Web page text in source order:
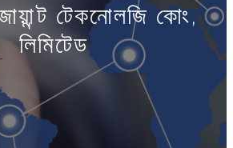
টেকনোলজি কোং,
লিমিটেড